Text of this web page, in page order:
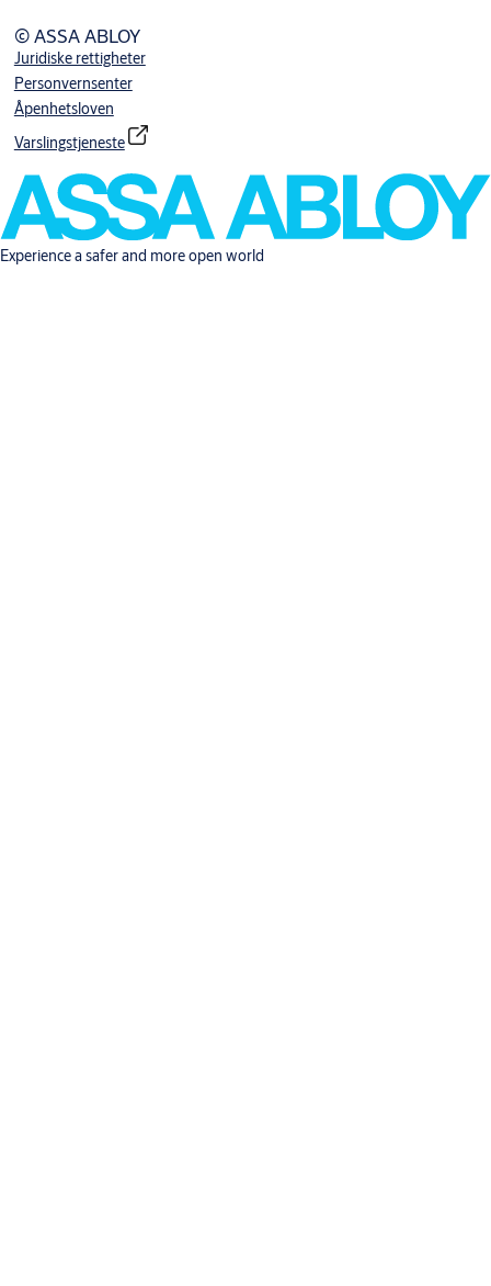
© ASSA ABLOY
Juridiske rettigheter
Personvernsenter
Åpenhetsloven
Varslingstjeneste
Experience a safer and more open world